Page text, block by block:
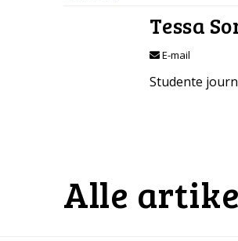
Tessa
E-mail
Studente
Alle